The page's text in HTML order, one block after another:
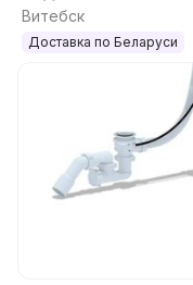
СВКХМ-15,
Витебск
Доставка по Беларуси